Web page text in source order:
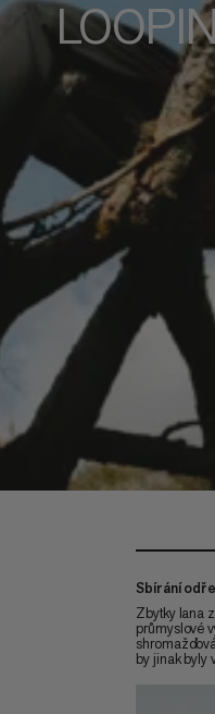
Sbírání
Zbytky lana
průmyslové
by jinak byly